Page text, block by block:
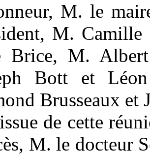
M. le
M.
Brice, M.
Bott et
Brusseaux et
de cette
M. le docteur